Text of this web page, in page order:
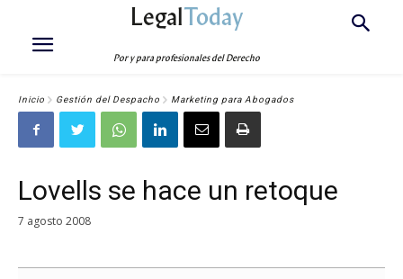
LegalToday
Por y para profesionales del Derecho
Inicio Gestión del Despacho Marketing para Abogados
Lovells se hace un retoque
7 agosto 2008